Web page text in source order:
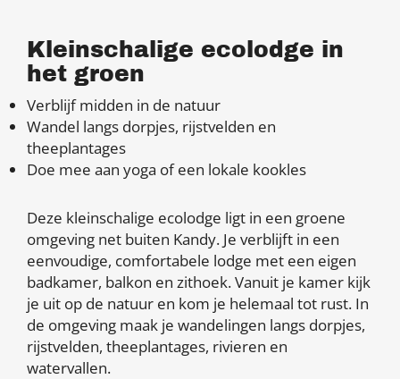
Kleinschalige ecolodge in
het groen
Verblijf midden in de natuur
Wandel langs dorpjes, rijstvelden en
theeplantages
Doe mee aan yoga of een lokale kookles
Deze kleinschalige ecolodge ligt in een groene
omgeving net buiten Kandy. Je verblijft in een
eenvoudige, comfortabele lodge met een eigen
badkamer, balkon en zithoek. Vanuit je kamer kijk
je uit op de natuur en kom je helemaal tot rust. In
de omgeving maak je wandelingen langs dorpjes,
rijstvelden, theeplantages, rivieren en
watervallen.